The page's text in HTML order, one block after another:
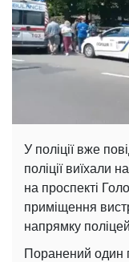
У поліції вже
поліції виїхали
на проспекті
приміщення
напрямку
Поранений один